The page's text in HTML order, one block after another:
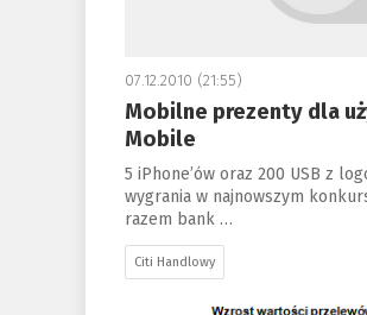
07.12.2010 (21:55)
Mobilne prezenty dla
Mobile
5 iPhone’ów oraz 200 USB z
wygrania w najnowszym
razem bank …
Citi Handlowy